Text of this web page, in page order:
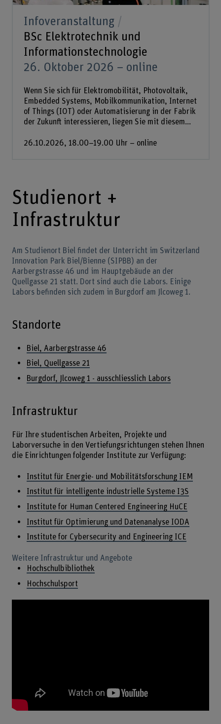
Infoveranstaltung
BSc Elektrotechnik und
Informationstechnologie
26. Oktober 2026 – online
Wenn Sie sich für Elektromobilität, Photovoltaik,
Embedded Systems, Mobilkommunikation, Internet
of Things (IOT) oder Automatisierung in der Fabrik
der Zukunft interessieren, liegen Sie mit diesem...
26.10.2026, 18.00–19.00 Uhr – online
Studienort +
Infrastruktur
Am Studienort Biel findet der Unterricht im Switzerland
Innovation Park Biel/Bienne (SIPBB) an der
Aarbergstrasse 46 und im Hauptgebäude an der
Quellgasse 21 statt. Dort sind auch die Labors. Einige
Labors befinden sich zudem in Burgdorf am Jlcoweg 1.
Standorte
Biel, Aarbergstrasse 46
Biel, Quellgasse 21
Burgdorf, Jlcoweg 1 - ausschliesslich Labors
Infrastruktur
Für Ihre studentischen Arbeiten, Projekte und
Laborversuche in den Vertiefungsrichtungen stehen Ihnen
die Einrichtungen folgender Institute zur Verfügung:
Institut für Energie- und Mobilitätsforschung IEM
Institut für intelligente industrielle Systeme I3S
Institute for Human Centered Engineering HuCE
Institut für Optimierung und Datenanalyse IODA
Institute for Cybersecurity and Engineering ICE
Weitere Infrastruktur und Angebote
Hochschulbibliothek
Hochschulsport